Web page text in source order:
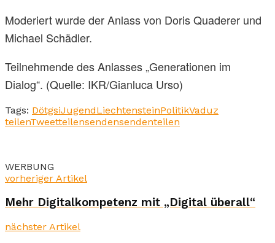
Moderiert wurde der Anlass von Doris Quaderer und
Michael Schädler.
Teilnehmende des Anlasses „Generationen im
Dialog“. (Quelle: IKR/Gianluca Urso)
Tags: DötgsiJugendLiechtensteinPolitikVaduz
teilenTweetteilensendensendenteilen
WERBUNG
vorheriger Artikel
Mehr Digitalkompetenz mit „Digital überall“
nächster Artikel